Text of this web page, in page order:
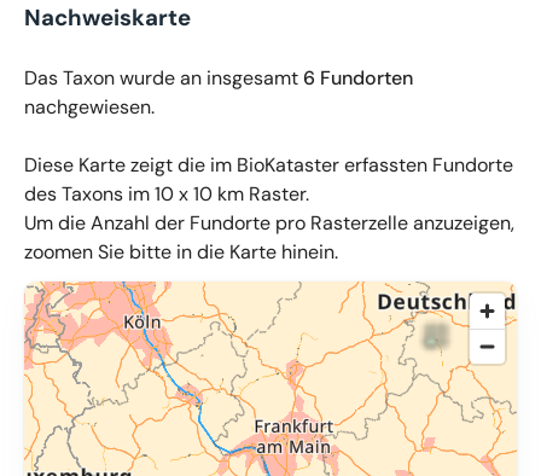
Nachweiskarte
Das Taxon wurde an insgesamt6 Fundorten
nachgewiesen.
Diese Karte zeigt die im BioKataster erfassten Fundorte
des Taxons im 10 x 10 km Raster.
Um die Anzahl der Fundorte pro Rasterzelle anzuzeigen,
zoomen Sie bitte in die Karte hinein.
© OpenMapTiles,OpenStreetMap 34u GmbH